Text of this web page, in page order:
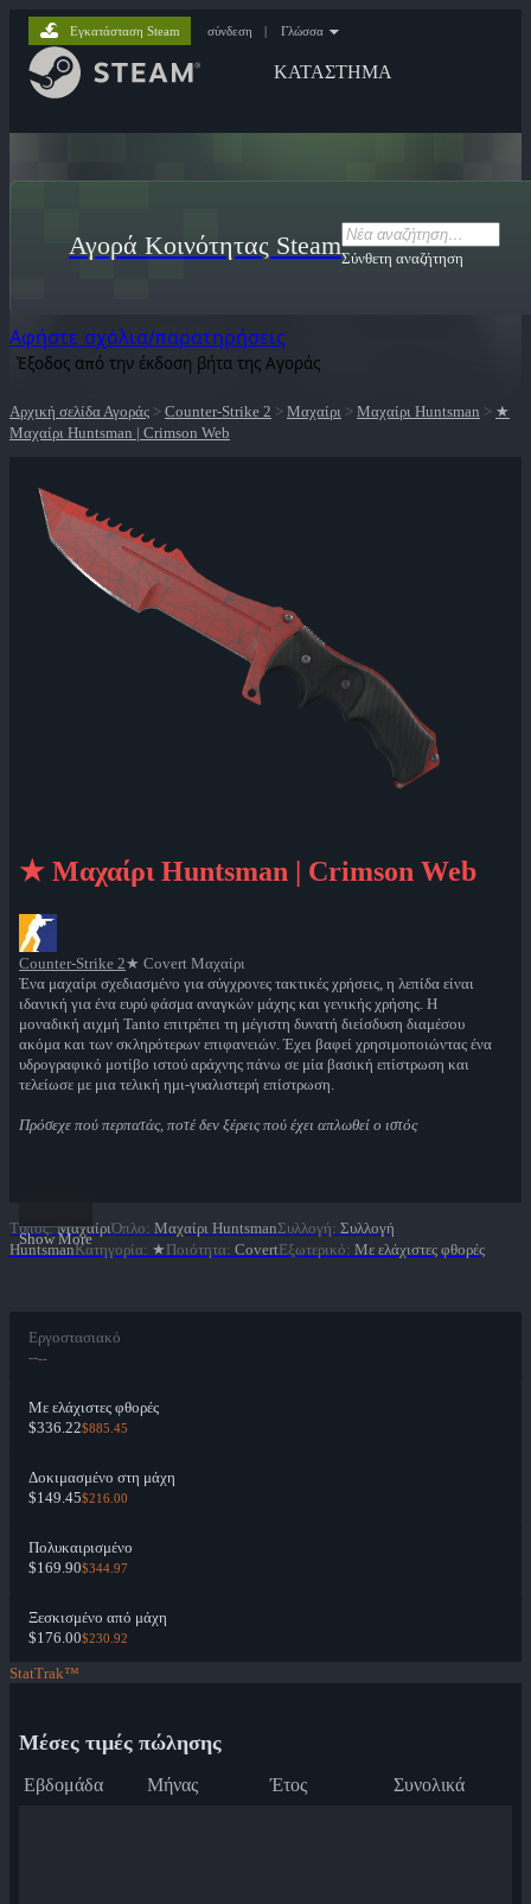
ΚΑΤΑΣΤΗΜΑ
Εγκατάσταση Steam σύνδεση | Γλώσσα
Αγορά Κοινότητας SteamΣύνθετη αναζήτηση
Αφήστε σχόλια/παρατηρήσεις
Έξοδος από την έκδοση βήτα της Αγοράς
Αρχική σελίδα Αγοράς > Counter-Strike 2 > Μαχαίρι > Μαχαίρι Huntsman > ★
Μαχαίρι Huntsman | Crimson Web
★ Μαχαίρι Huntsman | Crimson Web
Counter-Strike 2★ Covert Μαχαίρι
Ένα μαχαίρι σχεδιασμένο για σύγχρονες τακτικές χρήσεις, η λεπίδα είναι
ιδανική για ένα ευρύ φάσμα αναγκών μάχης και γενικής χρήσης. Η
μοναδική αιχμή Tanto επιτρέπει τη μέγιστη δυνατή διείσδυση διαμέσου
ακόμα και των σκληρότερων επιφανειών. Έχει βαφεί χρησιμοποιώντας ένα
υδρογραφικό μοτίβο ιστού αράχνης πάνω σε μία βασική επίστρωση και
τελείωσε με μια τελική ημι-γυαλιστερή επίστρωση.
Πρόσεχε πού περπατάς, ποτέ δεν ξέρεις πού έχει απλωθεί ο ιστός
Show More
Τύπος: ΜαχαίριΌπλο: Μαχαίρι HuntsmanΣυλλογή: Συλλογή
HuntsmanΚατηγορία: ★Ποιότητα: CovertΕξωτερικό: Με ελάχιστες φθορές
Εργοστασιακό
----
Με ελάχιστες φθορές
$336.22$885.45
Δοκιμασμένο στη μάχη
$149.45$216.00
Πολυκαιρισμένο
$169.90$344.97
Ξεσκισμένο από μάχη
$176.00$230.92
StatTrak™
Μέσες τιμές πώλησης
Εβδομάδα Μήνας Έτος Συνολικά